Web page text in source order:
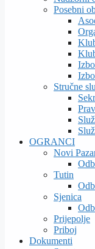
Posebni
Stručne
OGRANCI
Novi
Tutin
Sjenica
Prijepolje
Priboj
Dokumenti